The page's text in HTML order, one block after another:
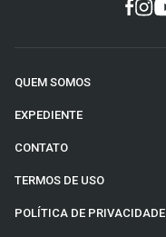
QUEM SOMOS
EXPEDIENTE
CONTATO
TERMOS DE USO
POLÍTICA DE PRIVACIDADE